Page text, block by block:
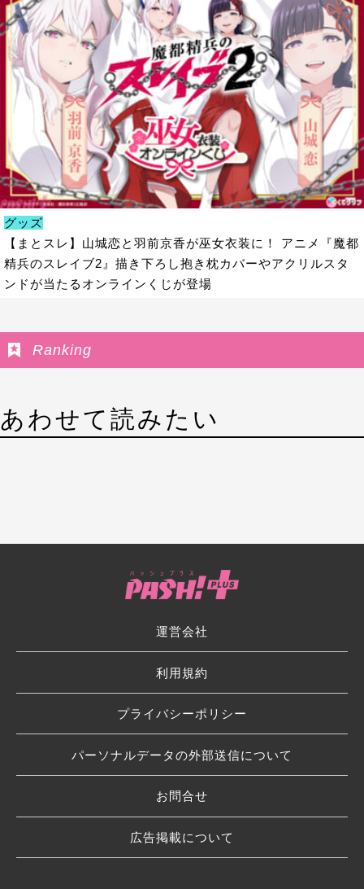
グッズ
【まとスレ】山城恋と羽前京香が巫女衣装に！ アニメ『魔都
精兵のスレイブ2』描き下ろし抱き枕カバーやアクリルスタ
ンドが当たるオンラインくじが登場
Ranking
あわせて読みたい
運営会社
利用規約
プライバシーポリシー
パーソナルデータの外部送信について
お問合せ
広告掲載について